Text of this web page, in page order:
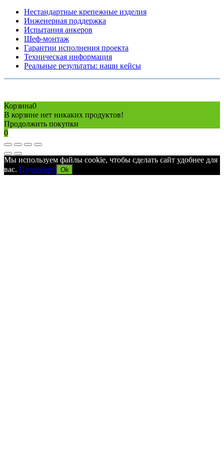
Нестандартные крепежные изделия
Инженерная поддержка
Испытания анкеров
Шеф-монтаж
Гарантии исполнения проекта
Техническая информация
Реальные результаты: наши кейсы
Корзина0
В корзине нет никаких продуктов!
Продолжить покупки
0
Мы используем файлы cookie, чтобы сделать сайт удобнее для
вас. Подробнее Ok